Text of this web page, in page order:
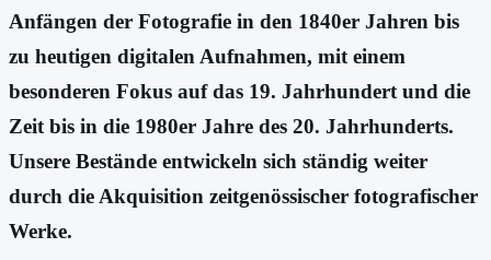
Anfängen der Fotografie in den 1840er Jahren bis
zu heutigen digitalen Aufnahmen, mit einem
besonderen Fokus auf das 19. Jahrhundert und die
Zeit bis in die 1980er Jahre des 20. Jahrhunderts.
Unsere Bestände entwickeln sich ständig weiter
durch die Akquisition zeitgenössischer fotografischer
Werke.